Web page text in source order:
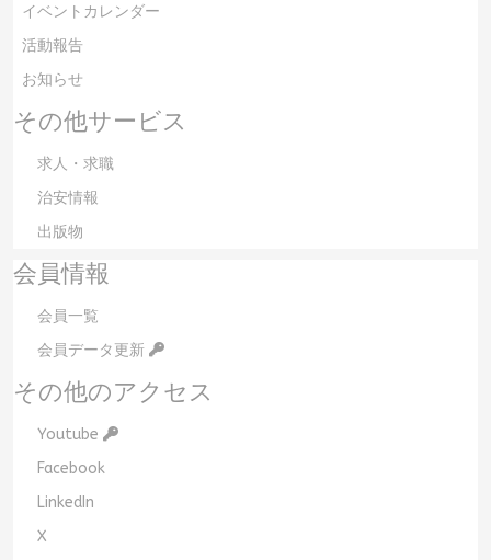
イベントカレンダー
活動報告
お知らせ
その他サービス
求人・求職
治安情報
出版物
会員情報
会員一覧
会員データ更新
その他のアクセス
Youtube
Facebook
LinkedIn
X